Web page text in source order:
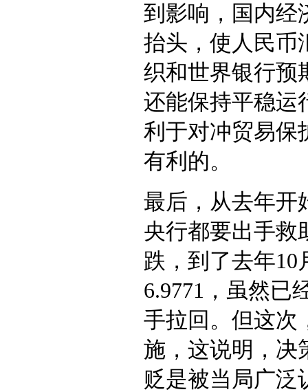
到影响，国内经
抬头，使人民币
织和世界银行预
还能保持平稳运
利于对冲贸易保
有利的。
最后，从去年开
央行都要出手救
跌，到了去年
6.9771，虽然已
手拉回。但这次
施，这说明，决
贬是被当局广泛